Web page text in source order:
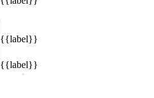
{{label}}
{{label}}